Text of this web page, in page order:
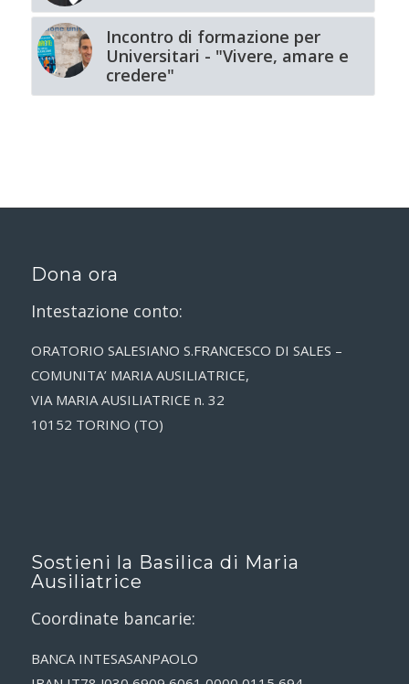
Incontro di formazione per
Universitari - "Vivere, amare e
credere"
Dona ora
Intestazione conto:
ORATORIO SALESIANO S.FRANCESCO DI SALES –
COMUNITA’ MARIA AUSILIATRICE,
VIA MARIA AUSILIATRICE n. 32
10152 TORINO (TO)
Sostieni la Basilica di Maria
Ausiliatrice
Coordinate bancarie:
BANCA INTESASANPAOLO